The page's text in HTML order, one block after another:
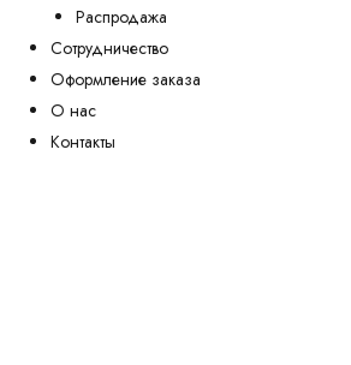
Распродажа
Сотрудничество
Оформление заказа
О нас
Контакты